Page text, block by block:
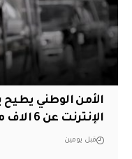
الأمن الوطني
الإنترنت عن 6 الاف مستخدم في نينوى
قبل يومين